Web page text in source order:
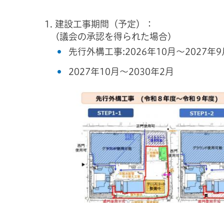
建設工事期間（予定）：
(議会の承認を得られた場合)
先行外構工事:2026年10月～2027年9
2027年10月～2030年2月